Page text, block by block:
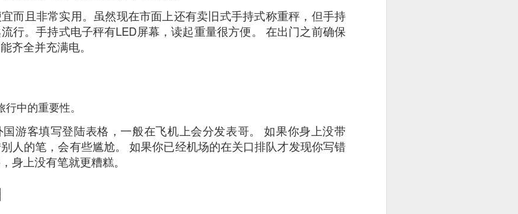
而且非常实用。虽然现在市面上还有卖旧式手持式称重秤，但手持
行。手持式电子秤有LED屏幕，读起重量很方便。 在出门之前确保
齐全并充满电。
中的重要性。
游客填写登陆表格，一般在飞机上会分发表哥。 如果你身上没带
人的笔，会有些尴尬。 如果你已经机场的在关口排队才发现你写错
身上没有笔就更糟糕。
that theSingapore Style Sea Bass Fish[AUD$26.80] is really very well
fresh with succulent flesh that flakes nicely. The sauce is a not-so-spicy
crab sauce, with more tomato to give it a nice reddish hue and slightly